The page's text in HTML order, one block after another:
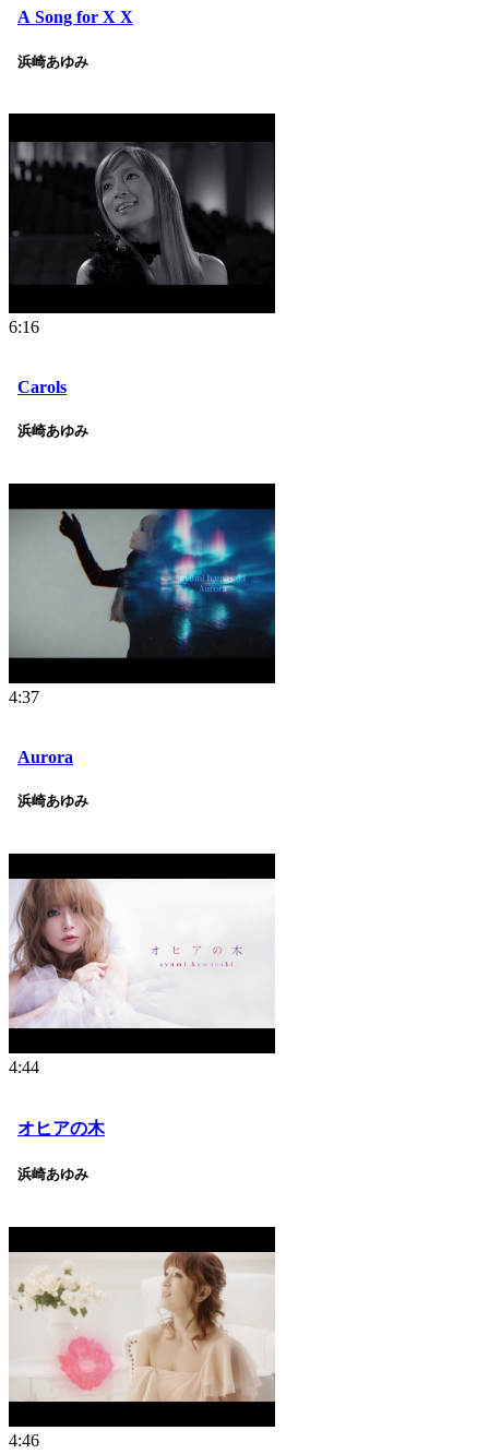
A Song for X X
浜崎あゆみ
6:16
Carols
浜崎あゆみ
4:37
Aurora
浜崎あゆみ
4:44
オヒアの木
浜崎あゆみ
4:46